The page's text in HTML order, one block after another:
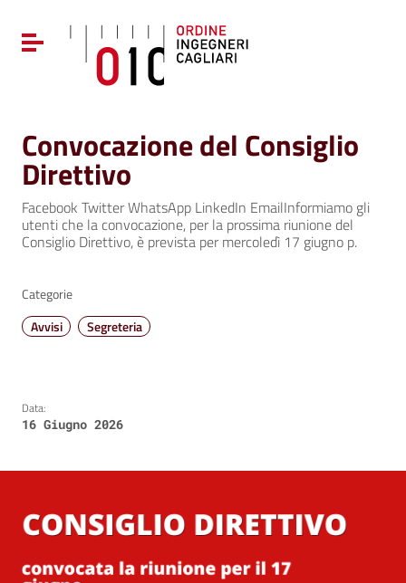
Vai al menu di navigazione
Vai al footer
Attiva / disattiva la navigazione
Convocazione del Consiglio
Direttivo
Facebook Twitter WhatsApp LinkedIn EmailInformiamo gli
utenti che la convocazione, per la prossima riunione del
Consiglio Direttivo, è prevista per mercoledì 17 giugno p.
Categorie
Avvisi
Segreteria
Data:
16 Giugno 2026